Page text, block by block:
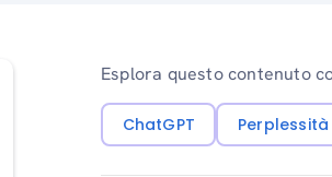
Esplora questo contenuto
ChatGPT Perplessità